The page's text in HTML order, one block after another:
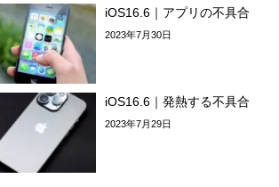
iOS16.6｜アプリの不具合
2023年7月30日
iOS16.6｜発熱する不具合
2023年7月29日